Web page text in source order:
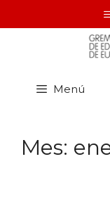
Menú
Mes: